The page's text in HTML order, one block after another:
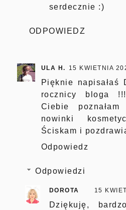
serdecznie :)
ODPOWIEDZ
ULA H. 15 KWIETNIA
Pięknie napisałaś
rocznicy bloga
Ciebie
nowinki
Ściskam i
Odpowiedz
Odpowiedzi
DOROTA 15
Dziękuję,